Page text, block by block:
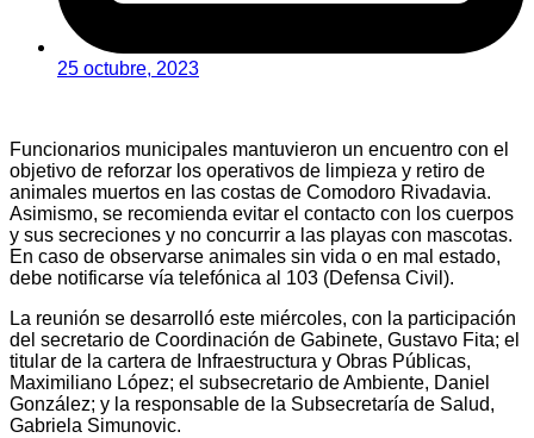
25 octubre, 2023
Funcionarios municipales mantuvieron un encuentro con el
objetivo de reforzar los operativos de limpieza y retiro de
animales muertos en las costas de Comodoro Rivadavia.
Asimismo, se recomienda evitar el contacto con los cuerpos
y sus secreciones y no concurrir a las playas con mascotas.
En caso de observarse animales sin vida o en mal estado,
debe notificarse vía telefónica al 103 (Defensa Civil).
La reunión se desarrolló este miércoles, con la participación
del secretario de Coordinación de Gabinete, Gustavo Fita; el
titular de la cartera de Infraestructura y Obras Públicas,
Maximiliano López; el subsecretario de Ambiente, Daniel
González; y la responsable de la Subsecretaría de Salud,
Gabriela Simunovic.